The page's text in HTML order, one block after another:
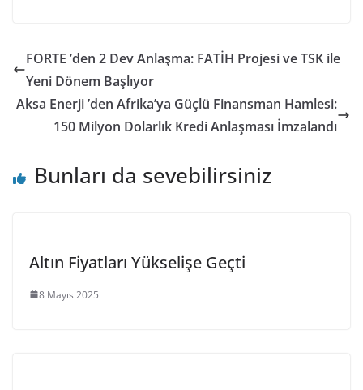
FORTE ’den 2 Dev Anlaşma: FATİH Projesi ve TSK ile
Yeni Dönem Başlıyor
Aksa Enerji ’den Afrika’ya Güçlü Finansman Hamlesi:
150 Milyon Dolarlık Kredi Anlaşması İmzalandı
Bunları da sevebilirsiniz
Altın Fiyatları Yükselişe Geçti
8 Mayıs 2025